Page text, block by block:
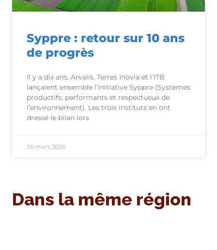
Syppre : retour sur 10 ans
de progrès
Il y a dix ans, Arvalis, Terres Inovia et l’ITB
lançaient ensemble l’initiative Syppre (Systèmes
productifs, performants et respectueux de
l’environnement). Les trois instituts en ont
dressé le bilan lors
26 mars 2026
Dans la même région